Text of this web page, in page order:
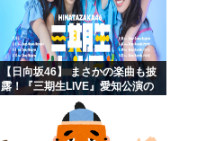
【日向坂46】 まさかの楽曲も披
露！『三期生LIVE』愛知公演の